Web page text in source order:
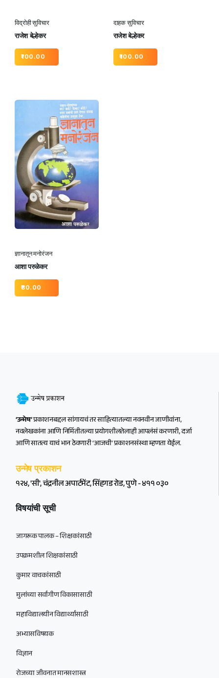
विद्रोही सुविचार
राजेश बेल्हेकर
100.00
दाहक सुविचार
राजेश बेल्हेकर
100.00
ज्ञानातून मनोरंजन
आशा परुळेकर
80.00
‘उन्मेष’प्रकाशनबद्दल सांगायचं तर साहित्यातल्या नवनवीन जाणीवांना,
नवलेखकांना आणि निर्मितीतल्या प्रयोगशीलतेलाही आपलंसं करणारी, दर्जा
आणि सातत्य याचं भान ठेवणारी ‘आजची’ प्रकाशनसंस्था म्हणता येईल.
उन्मेष प्रकाशन
१२४, 'सी', चंद्रनील अपार्टमेंट, सिंहगड रोड, पुणे - ४११ ०३०
विषयांची सूची
जागरूक पालक – शिक्षकांसाठी
उपक्रमशील शिक्षकांसाठी
कुमार वाचकांसाठी
मुलांच्या सर्वांगीण विकासासाठी
महाविद्यालयीन विद्यार्थ्यांसाठी
अभ्यासविषयक
विज्ञान
रोजच्या जीवनात मानसशास्त्र